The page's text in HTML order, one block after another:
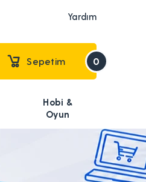
Yardım
Sepetim 0
Hobi &
Oyun